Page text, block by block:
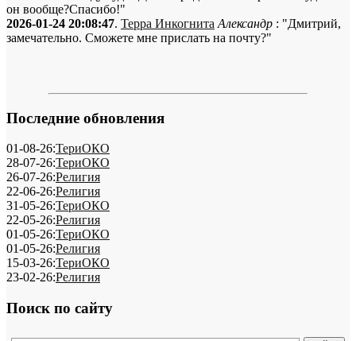
он вообще?Спасибо!"
2026-01-24 20:08:47. Терра Инкогнита Александр : "Дмитрий,
замечательно. Сможете мне прислать на почту?"
Последние обновления
01-08-26:ТериОКО
28-07-26:ТериОКО
26-07-26:Религия
22-06-26:Религия
31-05-26:ТериОКО
22-05-26:Религия
01-05-26:ТериОКО
01-05-26:Религия
15-03-26:ТериОКО
23-02-26:Религия
Поиск по сайту